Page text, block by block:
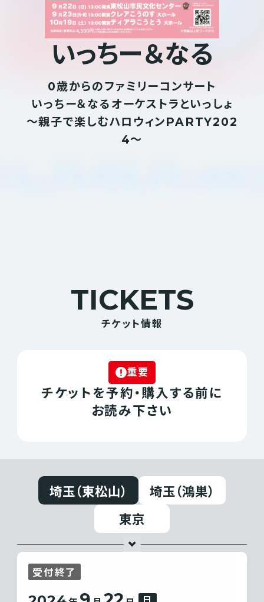
いっちー＆なる
0歳からのファミリーコンサート
いっちー＆なるオーケストラといっしょ
〜親子で楽しむハロウィンPARTY202
4〜
TICKETS
チケット情報
重要
チケットを予約・購入する前に
お読み下さい
埼玉（東松山）
埼玉（鴻巣）
東京
受付終了